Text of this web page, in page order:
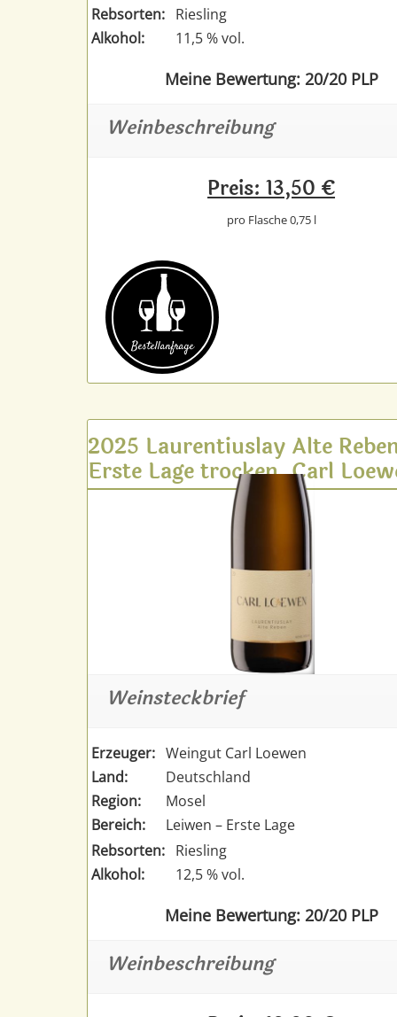
Rebsorten: Riesling
Alkohol:
11,5 % vol.
Meine Bewertung: 20/20 PLP
Weinbeschreibung
Preis: 13,50 €
pro Flasche 0,75 l
Bestell­anfrage
2025 Laurentiuslay Alte
Erste Lage trocken, Carl
Weinsteckbrief
Erzeuger: Weingut Carl Loewen
Land:
Deutschland
Region:
Mosel
Bereich:
Leiwen – Erste Lage
Rebsorten: Riesling
Alkohol:
12,5 % vol.
Meine Bewertung: 20/20 PLP
Weinbeschreibung